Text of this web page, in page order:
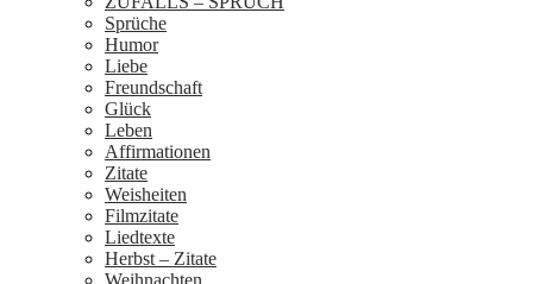
Sprüche
Humor
Liebe
Freundschaft
Glück
Leben
Affirmationen
Zitate
Weisheiten
Filmzitate
Liedtexte
Herbst – Zitate
Weihnachten